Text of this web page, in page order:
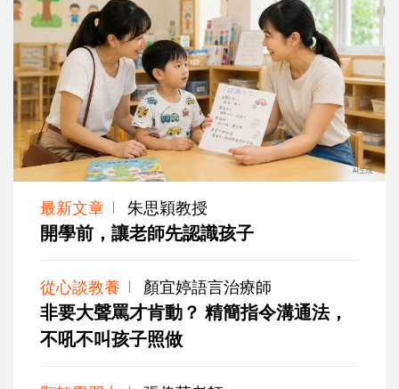
最新文章 朱思穎教授
開學前，讓老師先認識孩子
從心談教養 顏宜婷語言治療師
非要大聲罵才肯動？ 精簡指令溝通法，
不吼不叫孩子照做